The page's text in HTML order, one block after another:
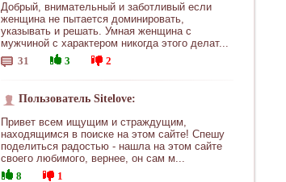
Добрый, внимательный и заботливый если
женщина не пытается доминировать,
указывать и решать. Умная женщина с
мужчиной с характером никогда этого делат...
31
3 2
Пользователь Sitelove:
Привет всем ищущим и страждущим,
находящимся в поиске на этом сайте! Спешу
поделиться радостью - нашла на этом сайте
своего любимого, вернее, он сам м...
8
1